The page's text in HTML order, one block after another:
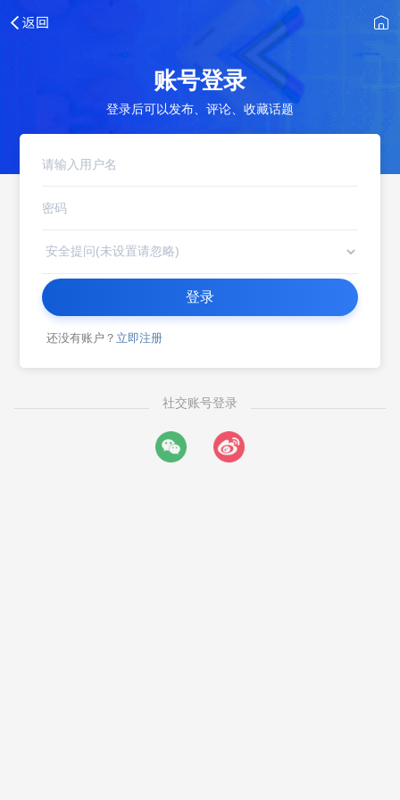
账号登录
登录后可以发布、评论、收藏话题
登录
还没有账户？ 立即注册
社交账号登录